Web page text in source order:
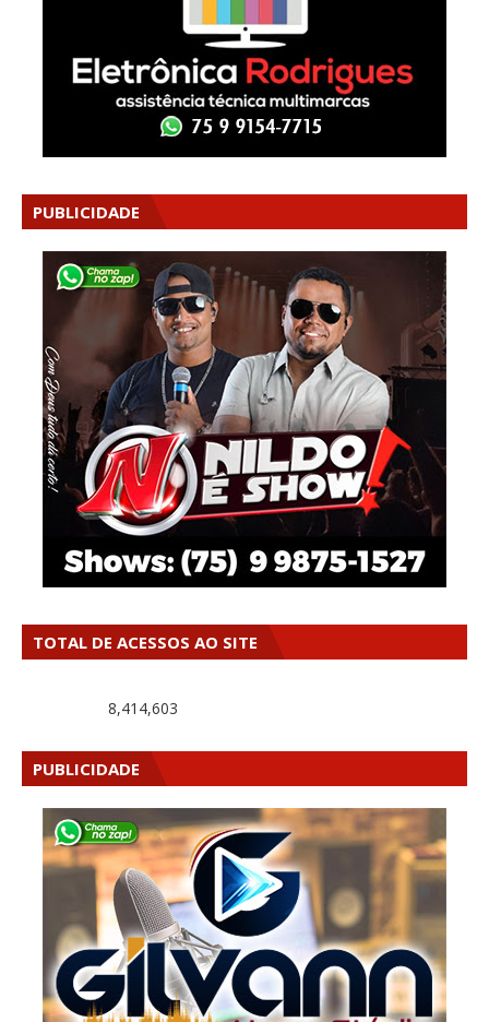
PUBLICIDADE
TOTAL DE ACESSOS AO SITE
8,414,603
PUBLICIDADE